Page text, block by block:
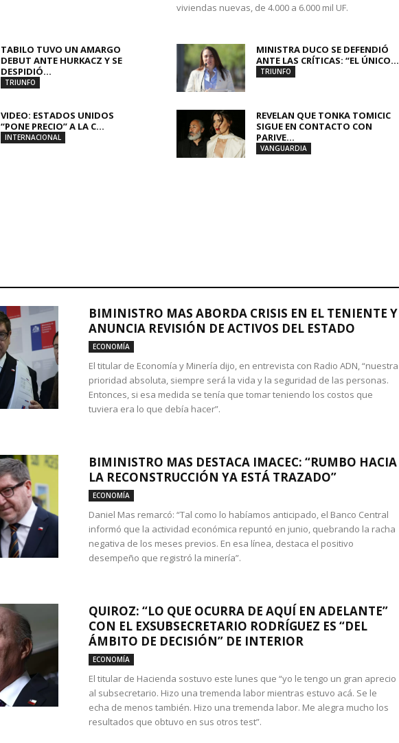
viviendas nuevas, de 4.000 a 6.000 mil UF.
TABILO TUVO UN AMARGO
DEBUT ANTE HURKACZ Y SE
DESPIDIÓ...
TRIUNFO
MINISTRA DUCO SE DEFENDIÓ
ANTE LAS CRÍTICAS: “EL ÚNICO...
TRIUNFO
VIDEO: ESTADOS UNIDOS
“PONE PRECIO” A LA C...
INTERNACIONAL
REVELAN QUE TONKA TOMICIC
SIGUE EN CONTACTO CON
PARIVE...
VANGUARDIA
BIMINISTRO MAS ABORDA CRISIS EN EL TENIENTE Y
ANUNCIA REVISIÓN DE ACTIVOS DEL ESTADO
ECONOMÍA
El titular de Economía y Minería dijo, en entrevista con Radio ADN, “nuestra
prioridad absoluta, siempre será la vida y la seguridad de las personas.
Entonces, si esa medida se tenía que tomar teniendo los costos que
tuviera era lo que debía hacer”.
BIMINISTRO MAS DESTACA IMACEC: “RUMBO HACIA
LA RECONSTRUCCIÓN YA ESTÁ TRAZADO”
ECONOMÍA
Daniel Mas remarcó: “Tal como lo habíamos anticipado, el Banco Central
informó que la actividad económica repuntó en junio, quebrando la racha
negativa de los meses previos. En esa línea, destaca el positivo
desempeño que registró la minería”.
QUIROZ: “LO QUE OCURRA DE AQUÍ EN ADELANTE”
CON EL EXSUBSECRETARIO RODRÍGUEZ ES “DEL
ÁMBITO DE DECISIÓN” DE INTERIOR
ECONOMÍA
El titular de Hacienda sostuvo este lunes que “yo le tengo un gran aprecio
al subsecretario. Hizo una tremenda labor mientras estuvo acá. Se le
echa de menos también. Hizo una tremenda labor. Me alegra mucho los
resultados que obtuvo en sus otros test”.